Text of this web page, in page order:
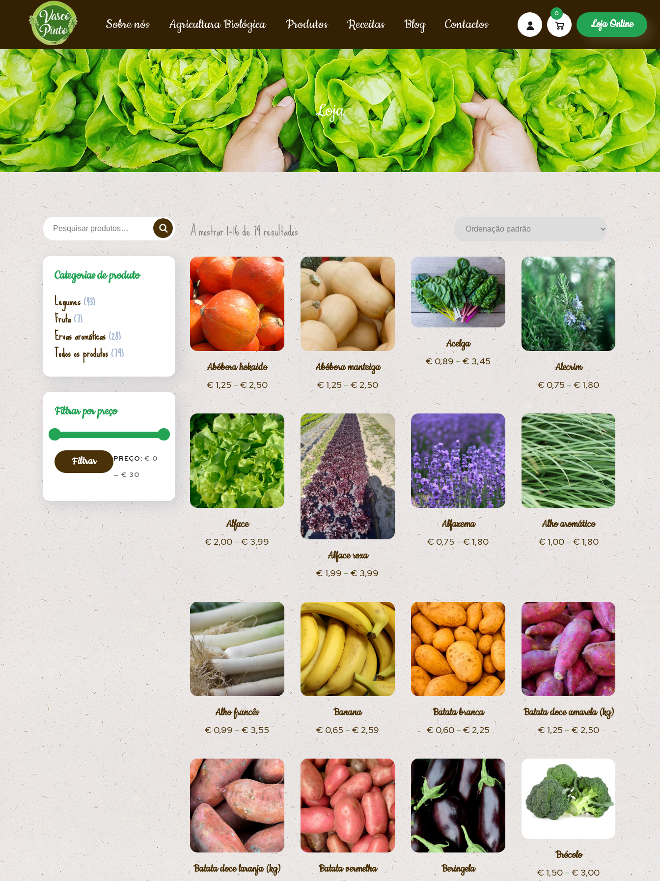
Sobre nós Agricultura Biológica Produtos Receitas Blog Contactos
0
Loja Online
Loja
A mostrar 1–16 de 79 resultados
Abóbora hokaido
€1,25–€2,50
Abóbora manteiga
€1,25–€2,50
Acelga
€0,89 – €3,45 Alecrim
€0,75–€ 1,80
Alface
€2,00 –€3,99
Alface roxa
€ 1,99 –€ 3,99
Alfazema
€ 0,75–€ 1,80
Alho aromático
€ 1,00–€1,80
Alho francês
€0,99 –€3,55
Banana
€0,65–€ 2,59
Batata branca
€ 0,60– €2,25
Batata doce amarela (kg)
€ 1,25–€ 2,50
Batata doce laranja (kg) Batata vermelha Beringela
Brócolo
€1,50 –€3,00
Categorias de produto
Legumes(43)
Fruta(7)
Ervas aromáticas(28)
Todos os produtos(79)
Filtrar por preço
Filtrar PREÇO: € 0
— € 30